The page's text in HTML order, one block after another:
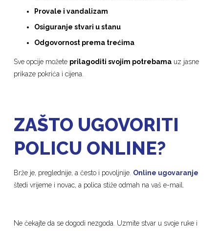
Provale i vandalizam
Osiguranje stvari u stanu
Odgovornost prema trećima
Sve opcije možete prilagoditi svojim potrebama uz jasne
prikaze pokrića i cijena.
ZAŠTO UGOVORITI
POLICU ONLINE?
Brže je, preglednije, a često i povoljnije. Online ugovaranje
štedi vrijeme i novac, a polica stiže odmah na vaš e-mail.
Ne čekajte da se dogodi nezgoda. Uzmite stvar u svoje ruke i